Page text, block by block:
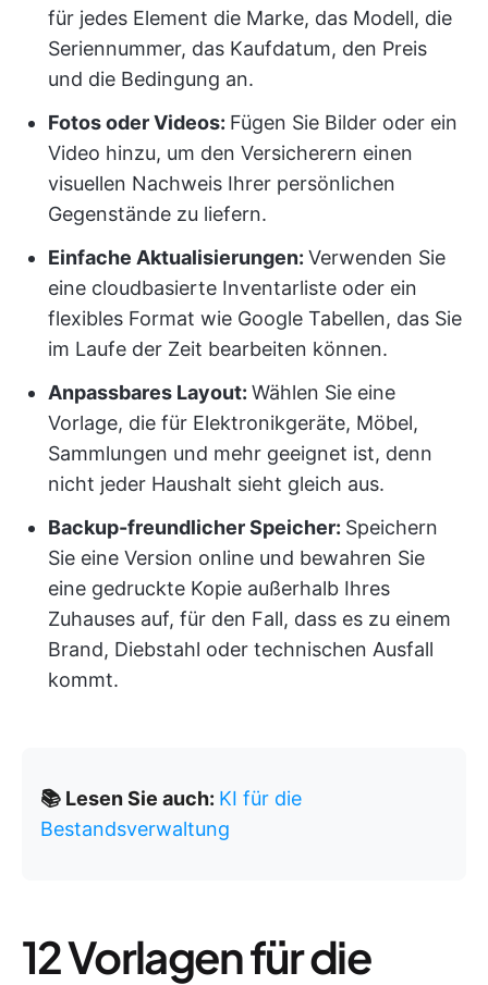
für jedes Element die Marke, das Modell, die
Seriennummer, das Kaufdatum, den Preis
und die Bedingung an.
Fotos oder Videos: Fügen Sie Bilder oder ein
Video hinzu, um den Versicherern einen
visuellen Nachweis Ihrer persönlichen
Gegenstände zu liefern.
Einfache Aktualisierungen: Verwenden Sie
eine cloudbasierte Inventarliste oder ein
flexibles Format wie Google Tabellen, das Sie
im Laufe der Zeit bearbeiten können.
Anpassbares Layout: Wählen Sie eine
Vorlage, die für Elektronikgeräte, Möbel,
Sammlungen und mehr geeignet ist, denn
nicht jeder Haushalt sieht gleich aus.
Backup-freundlicher Speicher: Speichern
Sie eine Version online und bewahren Sie
eine gedruckte Kopie außerhalb Ihres
Zuhauses auf, für den Fall, dass es zu einem
Brand, Diebstahl oder technischen Ausfall
kommt.
📚 Lesen Sie auch: KI für die
Bestandsverwaltung
12 Vorlagen für die